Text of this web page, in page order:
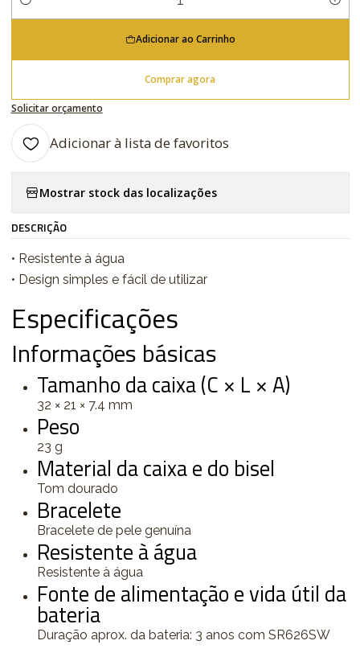
Quantidade
Adicionar ao Carrinho
Comprar agora
Solicitar orçamento
Adicionar à lista de favoritos
Mostrar stock das localizações
DESCRIÇÃO
• Resistente à água
• Design simples e fácil de utilizar
Especificações
Informações básicas
Tamanho da caixa (C × L × A)
32 × 21 × 7.4 mm
Peso
23 g
Material da caixa e do bisel
Tom dourado
Bracelete
Bracelete de pele genuína
Resistente à água
Resistente à água
Fonte de alimentação e vida útil da
bateria
Duração aprox. da bateria: 3 anos com SR626SW